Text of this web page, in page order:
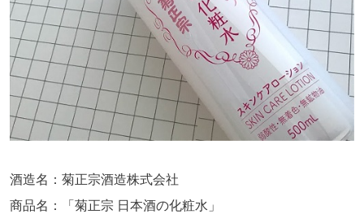
酒造名：菊正宗酒造株式会社
商品名：「菊正宗 日本酒の化粧水」